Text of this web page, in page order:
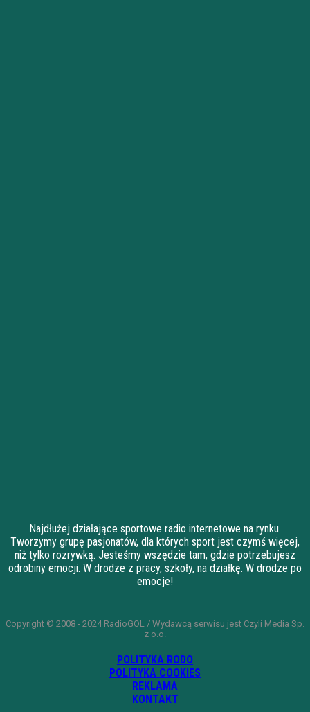
Najdłużej działające sportowe radio internetowe na rynku.
Tworzymy grupę pasjonatów, dla których sport jest czymś więcej,
niż tylko rozrywką. Jesteśmy wszędzie tam, gdzie potrzebujesz
odrobiny emocji. W drodze z pracy, szkoły, na działkę. W drodze po
emocje!
Copyright © 2008 - 2024 RadioGOL / Wydawcą serwisu jest Czyli Media Sp.
z o.o.
POLITYKA RODO
POLITYKA COOKIES
REKLAMA
KONTAKT